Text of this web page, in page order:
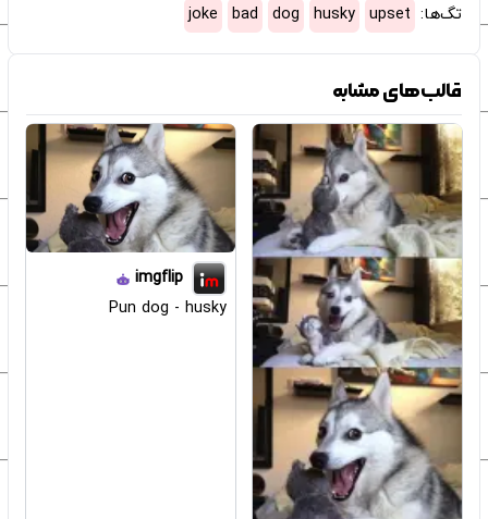
تگ‌ها: upset
husky
dog
bad
joke
قالب‌های مشابه
imgflip
Pun dog - husky